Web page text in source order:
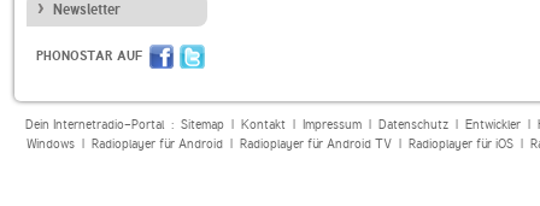
Newsletter
PHONOSTAR AUF
Dein Internetradio-Portal : Sitemap| Kontakt| Impressum| Datenschutz| Entwickler|
Windows| Radioplayer für Android| Radioplayer für Android TV| Radioplayer für iOS|